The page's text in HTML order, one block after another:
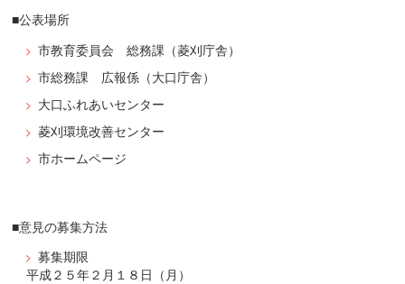
■公表場所
市教育委員会 総務課（菱刈庁舎）
市総務課 広報係（大口庁舎）
大口ふれあいセンター
菱刈環境改善センター
市ホームページ
■意見の募集方法
募集期限
平成２５年２月１８日（月）